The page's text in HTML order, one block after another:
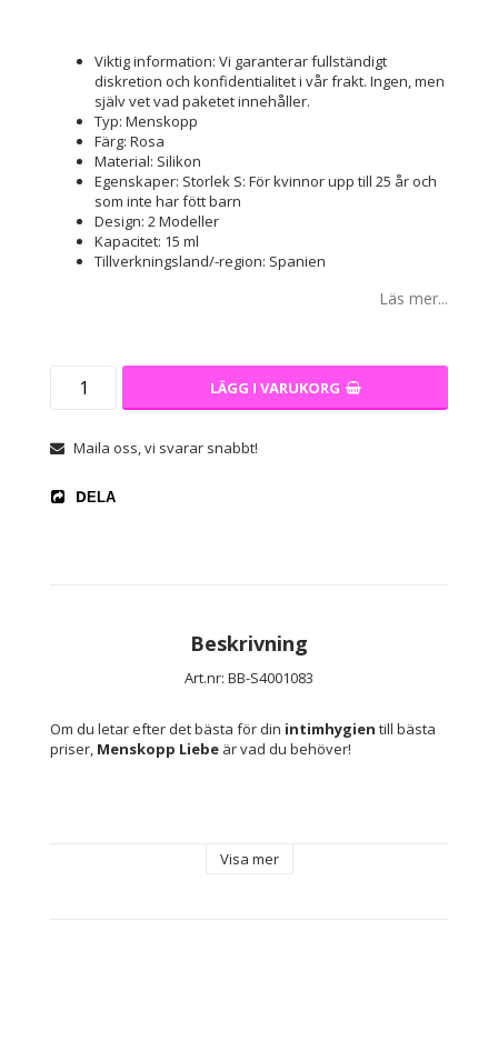
Viktig information: Vi garanterar fullständigt
diskretion och konfidentialitet i vår frakt. Ingen, men
själv vet vad paketet innehåller.
Typ: Menskopp
Färg: Rosa
Material: Silikon
Egenskaper: Storlek S: För kvinnor upp till 25 år och
som inte har fött barn
Design: 2 Modeller
Kapacitet: 15 ml
Tillverkningsland/-region: Spanien
Läs mer...
LÄGG I VARUKORG
Maila oss, vi svarar snabbt!
DELA
Beskrivning
Art.nr: BB-S4001083
Om du letar efter det bästa för din intimhygien till bästa
priser, Menskopp Liebe är vad du behöver!
diskretion och konfidentialitet i vår frakt. Ingen, men
Visa mer